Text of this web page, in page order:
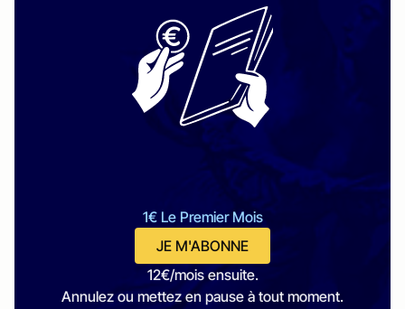
1€ Le Premier Mois
JE M'ABONNE
12€/mois ensuite.
Annulez ou mettez en pause à tout moment.